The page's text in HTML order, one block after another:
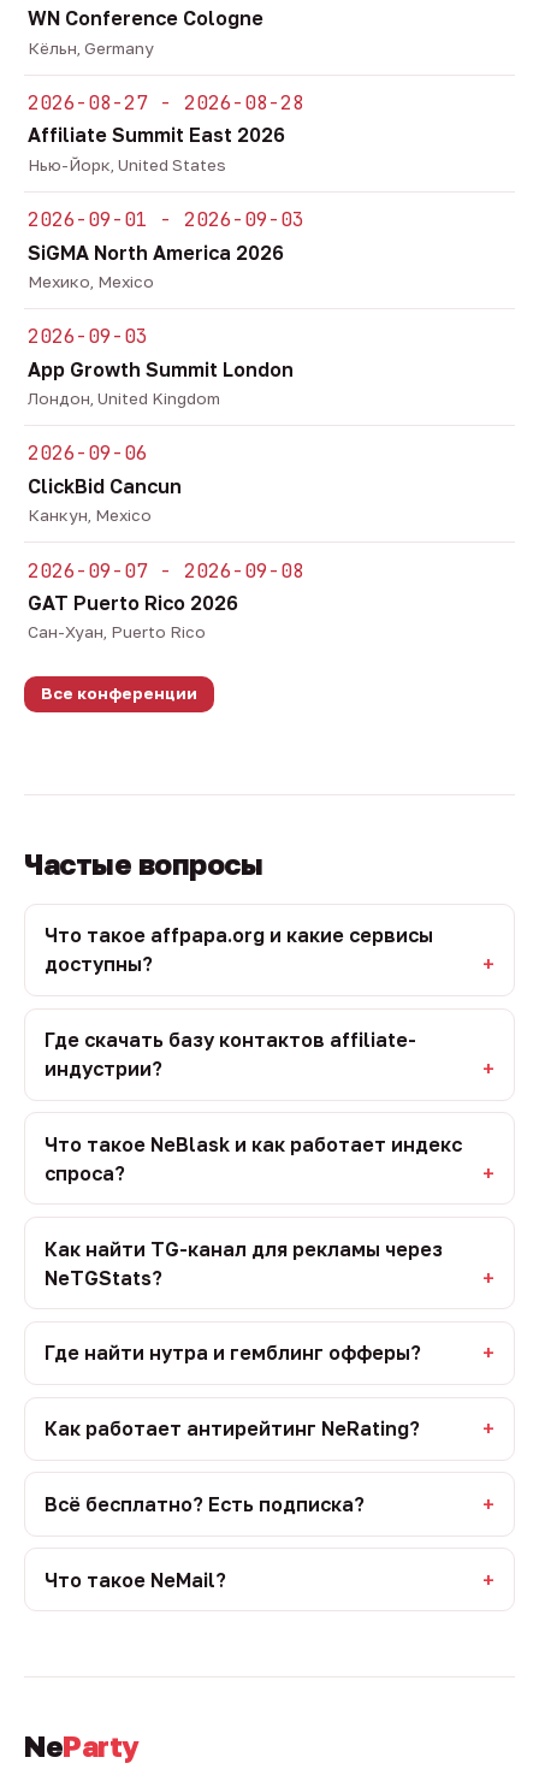
WN Conference Cologne
Кёльн, Germany
2026-08-27 - 2026-08-28
Affiliate Summit East 2026
Нью-Йорк, United States
2026-09-01 - 2026-09-03
SiGMA North America 2026
Мехико, Mexico
2026-09-03
App Growth Summit London
Лондон, United Kingdom
2026-09-06
ClickBid Cancun
Канкун, Mexico
2026-09-07 - 2026-09-08
GAT Puerto Rico 2026
Сан-Хуан, Puerto Rico
Все конференции
Частые вопросы
Что такое affpapa.org и какие сервисы
доступны?
Где скачать базу контактов affiliate-
индустрии?
Что такое NeBlask и как работает индекс
спроса?
Как найти TG-канал для рекламы через
NeTGStats?
Где найти нутра и гемблинг офферы?
Как работает антирейтинг NeRating?
Всё бесплатно? Есть подписка?
Что такое NeMail?
NeParty